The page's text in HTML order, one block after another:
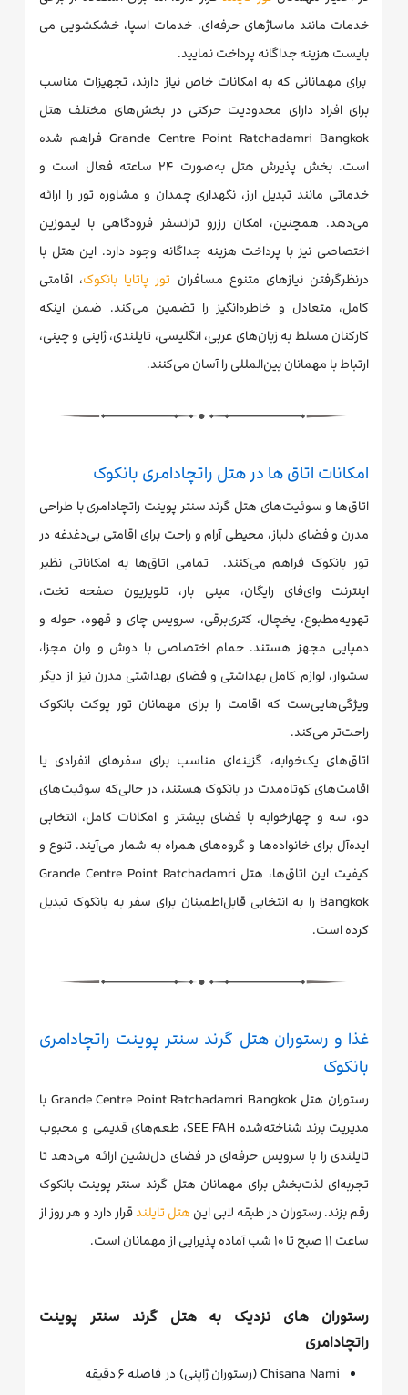
خدمات مانند ماساژهای حرفه‌ای، خدمات اسپا، خشکشویی می
بایست هزینه جداگانه پرداخت نمایید.
برای مهمانانی که به امکانات خاص نیاز دارند، تجهیزات مناسب
برای افراد دارای محدودیت حرکتی در بخش‌های مختلف هتل
Grande Centre Point Ratchadamri Bangkok فراهم شده
است. بخش پذیرش هتل به‌صورت ۲۴ ساعته فعال است و
خدماتی مانند تبدیل ارز، نگهداری چمدان و مشاوره تور را ارائه
می‌دهد. همچنین، امکان رزرو ترانسفر فرودگاهی با لیموزین
اختصاصی نیز با پرداخت هزینه جداگانه وجود دارد. این هتل با
درنظرگرفتن نیازهای متنوع مسافران تور پاتایا بانکوک، اقامتی
کامل، متعادل و خاطره‌انگیز را تضمین می‌کند. ضمن اینکه
کارکنان مسلط به زبان‌های عربی، انگلیسی، تایلندی، ژاپنی و چینی،
ارتباط با مهمانان بین‌المللی را آسان می‌کنند.
امکانات اتاق ها در هتل راتچادامری بانکوک
اتاق‌ها و سوئیت‌های هتل گرند سنتر پوینت راتچادامری با طراحی
مدرن و فضای دلباز، محیطی آرام و راحت برای اقامتی بی‌دغدغه در
تور بانکوک فراهم می‌کنند. تمامی اتاق‌ها به امکاناتی نظیر
اینترنت وای‌فای رایگان، مینی بار، تلویزیون صفحه تخت،
تهویه‌مطبوع، یخچال، کتری‌برقی، سرویس چای و قهوه، حوله و
دمپایی مجهز هستند. حمام اختصاصی با دوش و وان مجزا،
سشوار، لوازم کامل بهداشتی و فضای بهداشتی مدرن نیز از دیگر
ویژگی‌هایی‌ست که اقامت را برای مهمانان تور پوکت بانکوک
راحت‌تر می‌کند.
اتاق‌های یک‌خوابه، گزینه‌ای مناسب برای سفرهای انفرادی یا
اقامت‌های کوتاه‌مدت در بانکوک هستند، در حالی‌که سوئیت‌های
دو، سه و چهارخوابه با فضای بیشتر و امکانات کامل، انتخابی
ایده‌آل برای خانواده‌ها و گروه‌های همراه به شمار می‌آیند. تنوع و
کیفیت این اتاق‌ها، هتل Grande Centre Point Ratchadamri
Bangkok را به انتخابی قابل‌اطمینان برای سفر به بانکوک تبدیل
کرده است.
غذا و رستوران هتل گرند سنتر پوینت راتچادامری
بانکوک
رستوران هتل Grande Centre Point Ratchadamri Bangkok با
مدیریت برند شناخته‌شده SEE FAH، طعم‌های قدیمی و محبوب
تایلندی را با سرویس حرفه‌ای در فضای دل‌نشین ارائه می‌دهد تا
تجربه‌ای لذت‌بخش برای مهمانان هتل گرند سنتر پوینت بانکوک
رقم بزند. رستوران در طبقه لابی این هتل تایلندقرار دارد و هر روز از
ساعت ۱۱ صبح تا ۱۰ شب آماده پذیرایی از مهمانان است.
رستوران های نزدیک به هتل گرند سنتر پوینت
راتچادامری
Chisana Nami (رستوران ژاپنی) در فاصله ۶ دقیقه